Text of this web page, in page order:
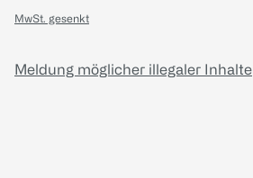
MwSt. gesenkt
Meldung möglicher illegaler Inhalte